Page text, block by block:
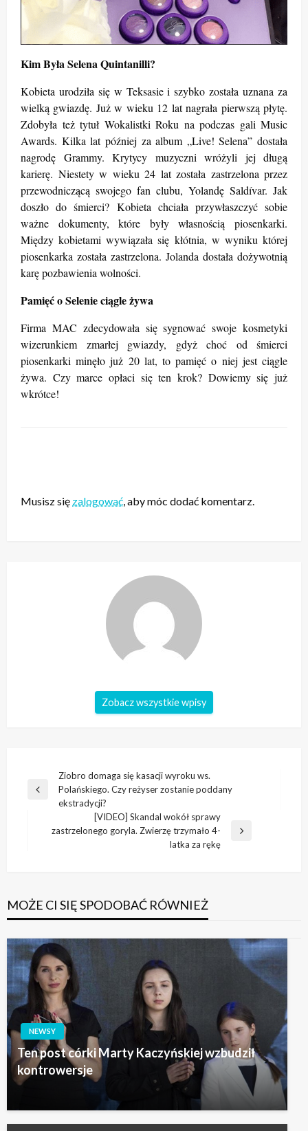
Kim Była Selena Quintanilli?
Kobieta urodziła się w Teksasie i szybko została uznana za
wielką gwiazdę. Już w wieku 12 lat nagrała pierwszą płytę.
Zdobyła też tytuł Wokalistki Roku na podczas gali Music
Awards. Kilka lat później za album „Live! Selena” dostała
nagrodę Grammy. Krytycy muzyczni wróżyli jej długą
karierę. Niestety w wieku 24 lat została zastrzelona przez
przewodniczącą swojego fan clubu, Yolandę Saldívar. Jak
doszło do śmierci? Kobieta chciała przywłaszczyć sobie
ważne dokumenty, które były własnością piosenkarki.
Między kobietami wywiązała się kłótnia, w wyniku której
piosenkarka została zastrzelona. Jolanda dostała dożywotnią
karę pozbawienia wolności.
Pamięć o Selenie ciągle żywa
Firma MAC zdecydowała się sygnować swoje kosmetyki
wizerunkiem zmarłej gwiazdy, gdyż
choć od śmierci
piosenkarki minęło już 20 lat, to pamięć o niej jest ciągle
żywa. Czy marce opłaci się ten krok? Dowiemy się już
wkrótce!
Musisz się zalogować, aby móc dodać komentarz.
Zobacz wszystkie wpisy
Nawigacja
wpisu
Poprzedni
Ziobro domaga się kasacji wyroku ws.
Polańskiego. Czy reżyser zostanie poddany
ekstradycji?
Następny
[VIDEO] Skandal wokół sprawy
zastrzelonego goryla. Zwierzę trzymało 4-
latka za rękę
MOŻE CI SIĘ SPODOBAĆ RÓWNIEŻ
NEWSY
Ten post córki Marty Kaczyńskiej wzbudził
kontrowersje